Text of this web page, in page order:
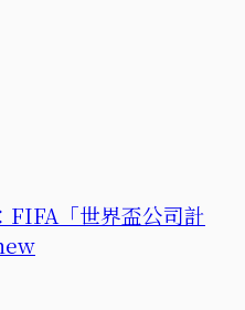
FIFA「世界盃公司計